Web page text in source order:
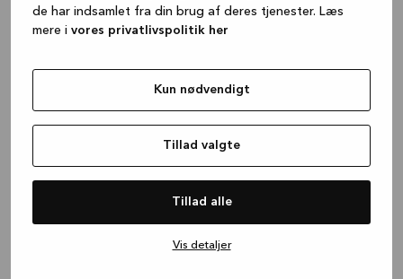
de har indsamlet fra din brug af deres tjenester. Læs
mere i vores privatlivspolitik her
Kun nødvendigt
Tillad valgte
Tillad alle
Vis detaljer
(see the browser console for more
information).